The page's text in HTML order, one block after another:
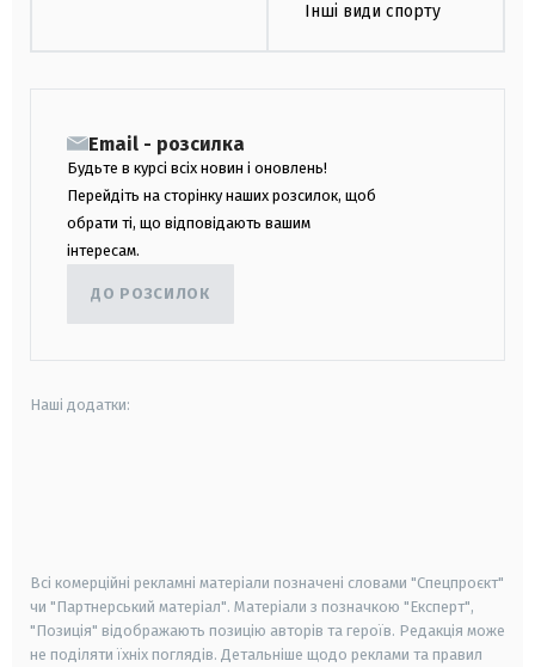
Інші види спорту
Email - розсилка
Будьте в курсі всіх новин і оновлень!
Перейдіть на сторінку наших розсилок, щоб
обрати ті, що відповідають вашим
інтересам.
ДО РОЗСИЛОК
Наші додатки:
Всі комерційні рекламні матеріали позначені словами "Спецпроєкт"
чи "Партнерський матеріал". Матеріали з позначкою "Експерт",
"Позиція" відображають позицію авторів та героїв. Редакція може
не поділяти їхніх поглядів. Детальніше щодо реклами та правил